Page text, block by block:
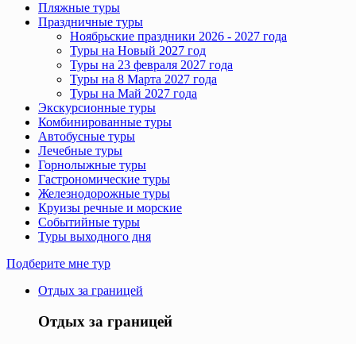
Пляжные туры
Праздничные туры
Ноябрьские праздники 2026 - 2027 года
Туры на Новый 2027 год
Туры на 23 февраля 2027 года
Туры на 8 Марта 2027 года
Туры на Май 2027 года
Экскурсионные туры
Комбинированные туры
Автобусные туры
Лечебные туры
Горнолыжные туры
Гастрономические туры
Железнодорожные туры
Круизы речные и морские
Событийные туры
Туры выходного дня
Подберите мне тур
Отдых за границей
Отдых за границей